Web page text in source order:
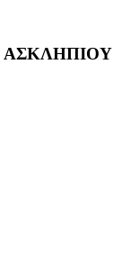
ΑΣΚΛΗΠΙΟΥ